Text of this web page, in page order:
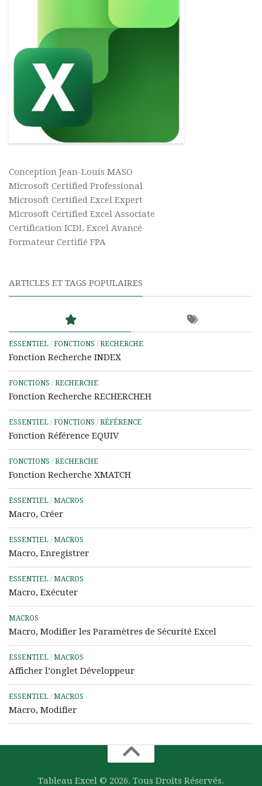
Conception Jean-Louis MASO
Microsoft Certified Professional
Microsoft Certified Excel Expert
Microsoft Certified Excel Associate
Certification ICDL Excel Avancé
Formateur Certifié FPA
ARTICLES ET TAGS POPULAIRES
ESSENTIEL / FONCTIONS / RECHERCHE
Fonction Recherche INDEX
FONCTIONS / RECHERCHE
Fonction Recherche RECHERCHEH
ESSENTIEL / FONCTIONS / RÉFÉRENCE
Fonction Référence EQUIV
FONCTIONS / RECHERCHE
Fonction Recherche XMATCH
ESSENTIEL / MACROS
Macro, Créer
ESSENTIEL / MACROS
Macro, Enregistrer
ESSENTIEL / MACROS
Macro, Exécuter
MACROS
Macro, Modifier les Paramètres de Sécurité Excel
ESSENTIEL / MACROS
Afficher l’onglet Développeur
ESSENTIEL / MACROS
Macro, Modifier
Tableau Excel © 2026. Tous Droits Réservés.